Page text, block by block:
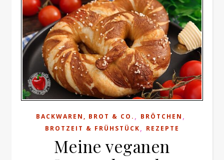
BACKWAREN, BROT & CO. , BRÖTCHEN ,
BROTZEIT & FRÜHSTÜCK, REZEPTE
Meine veganen